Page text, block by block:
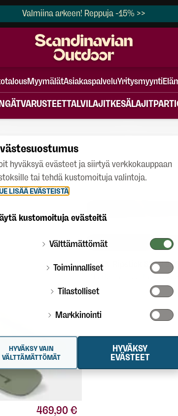
Valmiina arkeen! Reppuja -15% >>
MyymälätAsiakaspalveluYritysmyynti
VARUSTEETTALVILAJITKESÄLAJIT
469,90 €
ELAN Ripstick 88 W
Naisten all mountain -
hyväksyä evästeet ja siirtyä verkkokauppaan
tai tehdä kustomoituja valintoja.
LISÄÄ EVÄSTEISTÄ
kustomoituja evästeitä
Välttämättömät
Toiminnalliset
Tilastolliset
Markkinointi
HYVÄKSY
EVÄSTEET
HYVÄKSY VAIN
VÄLTTÄMÄTTÖMÄT